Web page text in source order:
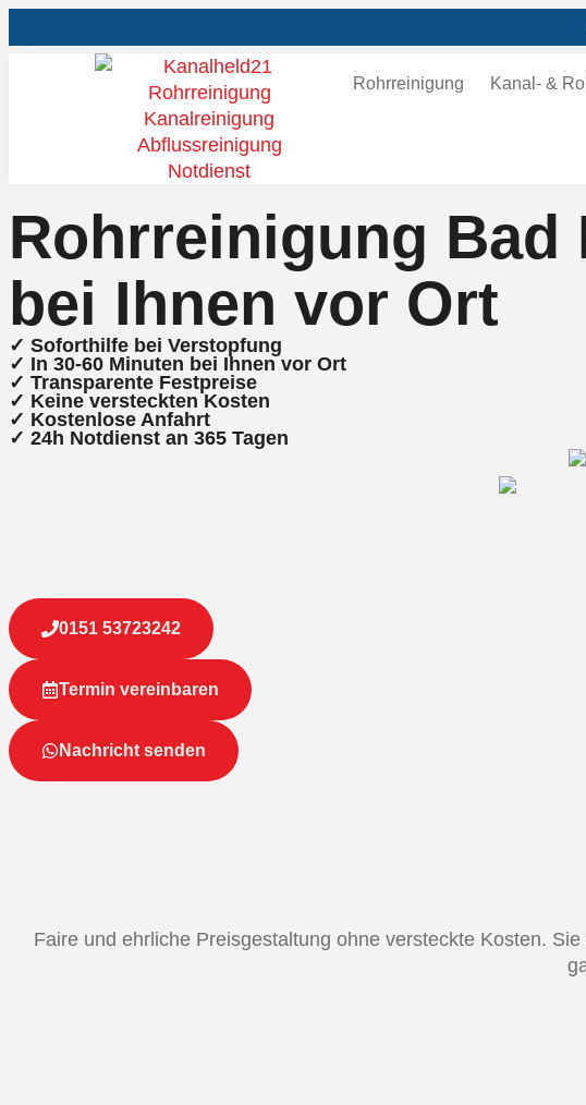
Rohrreinigung Kanal- &
Rohrreinigung Bad
bei Ihnen vor Ort
✓ Soforthilfe bei Verstopfung
✓ In 30-60 Minuten bei Ihnen vor Ort
✓ ⁠Transparente Festpreise
✓ Keine versteckten Kosten
✓ Kostenlose Anfahrt
✓ ⁠24h Notdienst an 365 Tagen
0151 53723242
Termin vereinbaren
Nachricht senden
Faire und ehrliche Preisgestaltung ohne versteckte Kosten.